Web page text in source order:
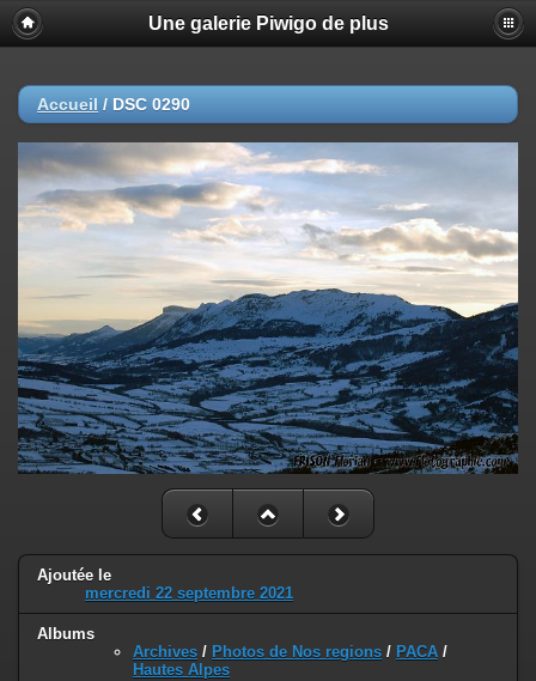
Une galerie Piwigo de plus
Accueil / DSC 0290
Ajoutée le
mercredi 22 septembre 2021
Albums
Archives / Photos de Nos regions / PACA /
Hautes Alpes